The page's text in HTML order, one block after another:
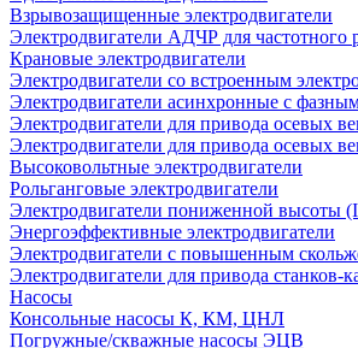
Взрывозащищенные электродвигатели
Электродвигатели АДЧР для частотного
Крановые электродвигатели
Электродвигатели со встроенным
Электродвигатели асинхронные с
Электродвигатели для привода осевых
Электродвигатели для привода
Высоковольтные электродвигатели
Рольганговые электродвигатели
Электродвигатели пониженной высоты
Энергоэффективные электродвигатели
Электродвигатели с повышенным
Электродвигатели для привода станков-
Насосы
Консольные насосы К, КМ, ЦНЛ
Погружные/скважные насосы ЭЦВ